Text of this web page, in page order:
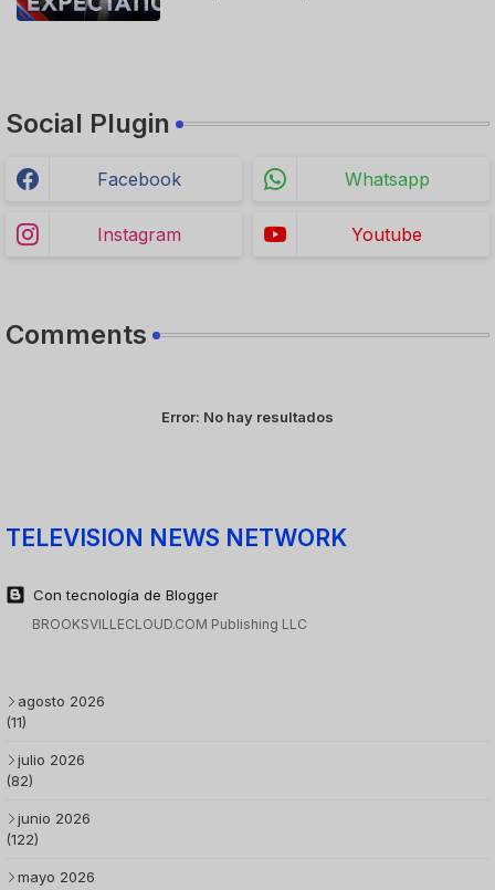
Social Plugin
Facebook Whatsapp
Instagram Youtube
Comments
Error: No hay resultados
TELEVISION NEWS NETWORK
Con tecnología de Blogger
BROOKSVILLECLOUD.COM Publishing LLC
agosto 2026
(11)
julio 2026
(82)
junio 2026
(122)
mayo 2026